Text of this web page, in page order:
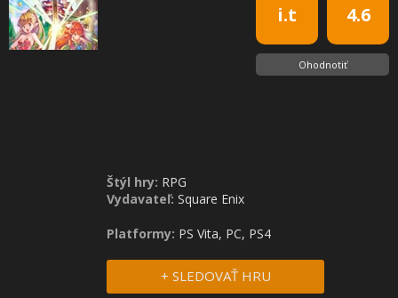
i.t 4.6
Ohodnotiť
Štýl hry: RPG
Vydavateľ: Square Enix
Platformy: PS Vita, PC, PS4
+ SLEDOVAŤ HRU